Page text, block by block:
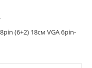
(6+2) 18см VGA 6pin-